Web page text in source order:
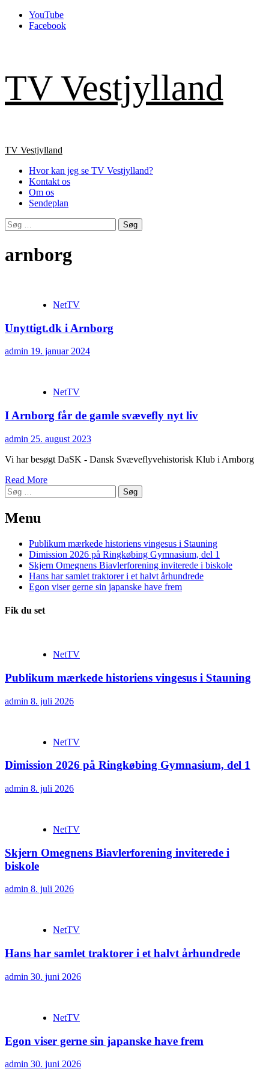
Skip
YouTube
Facebook
TV Vestjylland
Primary
TV Vestjylland
Hvor kan jeg se TV Vestjylland?
Kontakt os
Om os
Sendeplan
Søg
efter:
arnborg
NetTV
Unyttigt.dk i Arnborg
admin 19. januar 2024
NetTV
I Arnborg får de gamle svævefly nyt liv
admin 25. august 2023
Vi har besøgt DaSK - Dansk Svæveflyvehistorisk Klub i Arnborg
Read More
Søg
efter:
Menu
Publikum mærkede historiens vingesus i Stauning
Dimission 2026 på Ringkøbing Gymnasium, del 1
Skjern Omegnens Biavlerforening inviterede i biskole
Hans har samlet traktorer i et halvt århundrede
Egon viser gerne sin japanske have frem
Fik du set
NetTV
Publikum mærkede historiens vingesus i Stauning
admin 8. juli 2026
NetTV
Dimission 2026 på Ringkøbing Gymnasium, del 1
admin 8. juli 2026
NetTV
Skjern Omegnens Biavlerforening inviterede i
biskole
admin 8. juli 2026
NetTV
Hans har samlet traktorer i et halvt århundrede
admin 30. juni 2026
NetTV
Egon viser gerne sin japanske have frem
admin 30. juni 2026